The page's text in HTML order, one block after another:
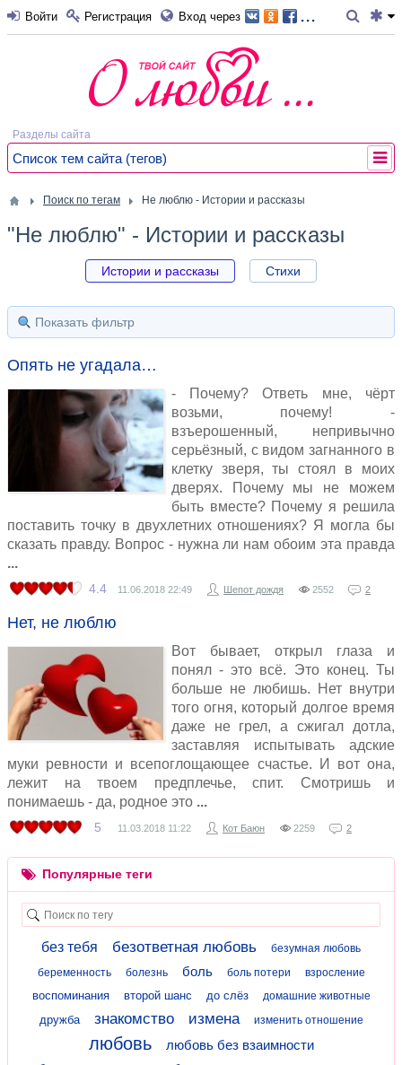
Войти Регистрация Вход через ...
Разделы сайта
Список тем сайта (тегов)
Поиск по тегам Не люблю - Истории и рассказы
"Не люблю" - Истории и рассказы
Истории и рассказы Стихи
Показать фильтр
Опять не угадала…
- Почему? Ответь мне, чёрт
возьми, почему! -
взъерошенный, непривычно
серьёзный, с видом загнанного в
клетку зверя, ты стоял в моих
дверях. Почему мы не можем
быть вместе? Почему я решила
поставить точку в двухлетних отношениях? Я могла бы
сказать правду. Вопрос - нужна ли нам обоим эта правда
4.4 11.06.2018 22:49 Шепот дождя 2552 2
Нет, не люблю
Вот бывает, открыл глаза и
понял - это всё. Это конец. Ты
больше не любишь. Нет внутри
того огня, который долгое время
даже не грел, а сжигал дотла,
заставляя испытывать адские
муки ревности и всепоглощающее счастье. И вот она,
лежит на твоем предплечье, спит. Смотришь и
понимаешь - да, родное это
5 11.03.2018 11:22 Кот Баюн 2259 2
Популярные теги
без тебя безответная любовь
безумная любовь
беременность
болезнь боль боль потери взросление
воспоминания второй шанс до слёз домашние животные
дружба знакомство измена изменить отношение
любовь любовь без взаимности